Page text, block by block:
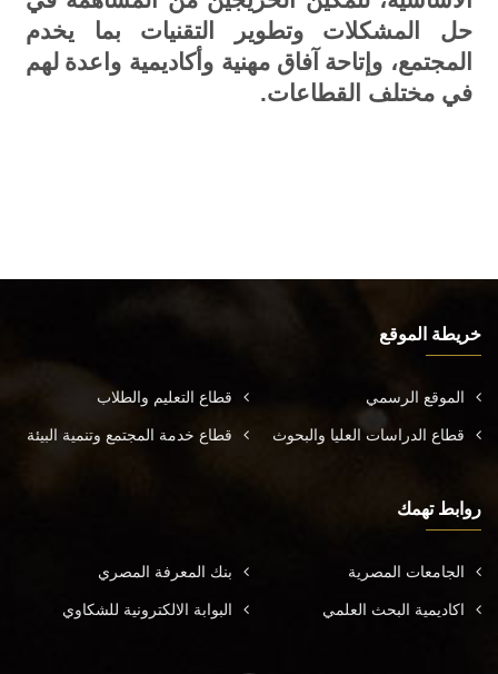
حل المشكلات وتطوير التقنيات بما يخدم
المجتمع، وإتاحة آفاق مهنية وأكاديمية واعدة لهم
في مختلف القطاعات.
خريطة الموقع
الموقع الرسمي قطاع التعليم والطلاب
قطاع الدراسات العليا والبحوث قطاع خدمة المجتمع وتنمية البيئة
روابط تهمك
الجامعات المصرية بنك المعرفة المصري
اكاديمية البحث العلمي البوابة الالكترونية للشكاوي